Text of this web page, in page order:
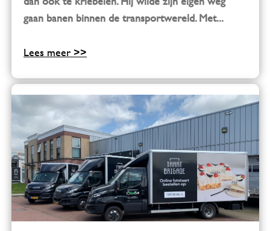
gaan banen binnen de transportwereld. Met...
Lees meer >>